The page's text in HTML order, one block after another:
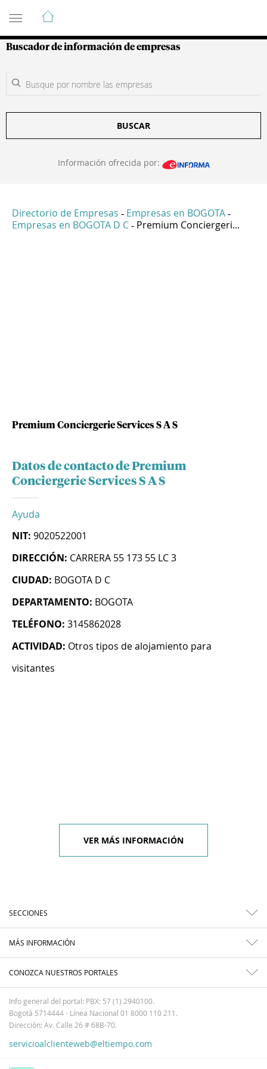
Guía de Empresas Colombianas
Buscador de información de empresas
BUSCAR
Información ofrecida por:
Directorio de Empresas - Empresas en BOGOTA -
Empresas en BOGOTA D C - Premium Conciergeri...
Premium Conciergerie Services S A S
Datos de contacto de Premium
Conciergerie Services S A S
Ayuda
NIT: 9020522001
DIRECCIÓN: CARRERA 55 173 55 LC 3
CIUDAD: BOGOTA D C
DEPARTAMENTO: BOGOTA
TELÉFONO: 3145862028
ACTIVIDAD: Otros tipos de alojamiento para
visitantes
VER MÁS INFORMACIÓN
SECCIONES
MÁS INFORMACIÓN
CONOZCA NUESTROS PORTALES
Info general del portal: PBX: 57 (1) 2940100.
Bogotá 5714444 - Línea Nacional 01 8000 110 211.
Dirección: Av. Calle 26 # 68B-70.
servicioalclienteweb@eltiempo.com